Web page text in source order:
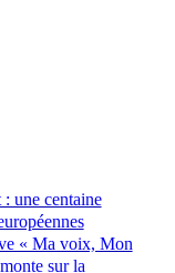
une centaine
« Ma voix, Mon
sur la